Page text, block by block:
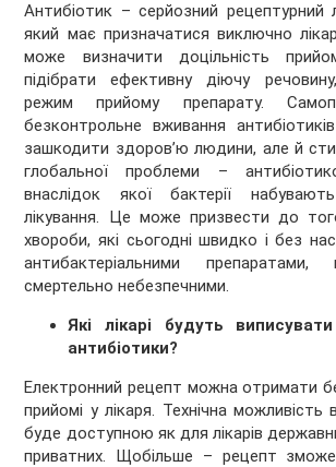
Антибіотик – серйозний рецептурний
який має призначатися виключно
може визначити доцільність
підібрати ефективну діючу
режим прийому препарату.
безконтрольне вживання
зашкодити здоровʼю людини, але й
глобальної проблеми –
внаслідок якої бактерії
лікування. Це може призвести до
хвороби, які сьогодні швидко і без
антибактеріальними
смертельно небезпечними.
Які лікарі будуть
антибіотики?
Електронний рецепт можна отримати
прийомі у лікаря. Технічна можливість
буде доступною як для лікарів
приватних. Щобільше – рецепт зможе